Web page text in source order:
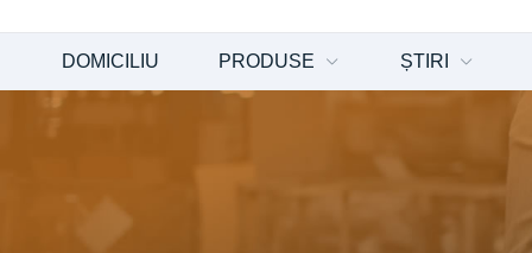
DOMICILIU PRODUSE ȘTIRI